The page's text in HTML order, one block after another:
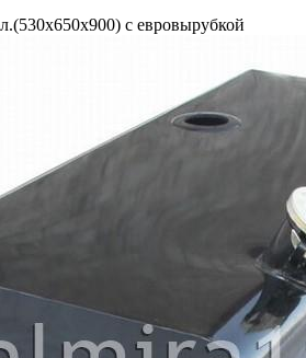
с евровырубкой